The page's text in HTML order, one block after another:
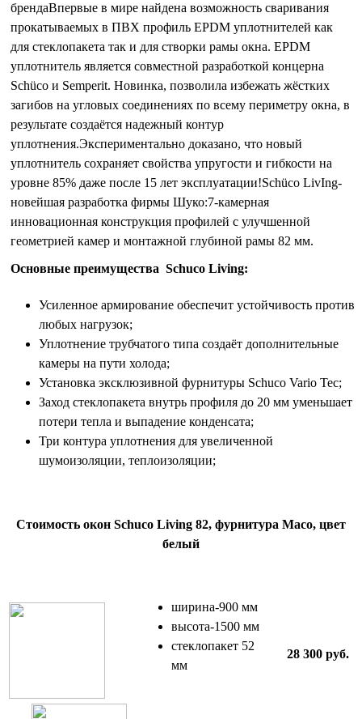
брендаВпервые в мире найдена возможность сваривания
прокатываемых в ПВХ профиль EPDM уплотнителей как
для стеклопакета так и для створки рамы окна. EPDM
уплотнитель является совместной разработкой концерна
Schüco и Semperit. Новинка, позволила избежать жёстких
загибов на угловых соединениях по всему периметру окна, в
результате создаётся надежный контур
уплотнения.Экспериментально доказано, что новый
уплотнитель сохраняет свойства упругости и гибкости на
уровне 85% даже после 15 лет эксплуатации!Schüco LivIng-
новейшая разработка фирмы Шуко:7-камерная
инновационная конструкция профилей с улучшенной
геометрией камер и монтажной глубиной рамы 82 мм.
Основные преимущества Schuco Living:
Усиленное армирование обеспечит устойчивость против
любых нагрузок;
Уплотнение трубчатого типа создаёт дополнительные
камеры на пути холода;
Установка эксклюзивной фурнитуры Schuco Vario Tec;
Заход стеклопакета внутрь профиля до 20 мм уменьшает
потери тепла и выпадение конденсата;
Три контура уплотнения для увеличенной
шумоизоляции, теплоизоляции;
Стоимость окон Schuco Living 82, фурнитура Maco, цвет
белый
ширина-900 мм
высота-1500 мм
стеклопакет 52
мм
28 300 руб.